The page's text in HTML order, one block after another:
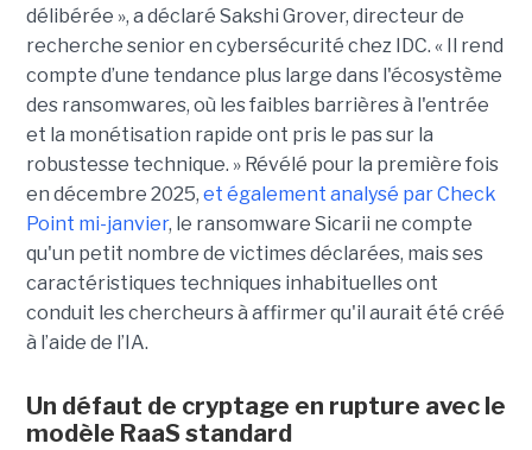
délibérée », a déclaré Sakshi Grover, directeur de
recherche senior en cybersécurité chez IDC. « Il rend
compte d’une tendance plus large dans l'écosystème
des ransomwares, où les faibles barrières à l'entrée
et la monétisation rapide ont pris le pas sur la
robustesse technique. » Révélé pour la première fois
en décembre 2025, et également analysé par Check
Point mi-janvier, le ransomware Sicarii ne compte
qu'un petit nombre de victimes déclarées, mais ses
caractéristiques techniques inhabituelles ont
conduit les chercheurs à affirmer qu'il aurait été créé
à l’aide de l’IA.
Un défaut de cryptage en rupture avec le
modèle RaaS standard